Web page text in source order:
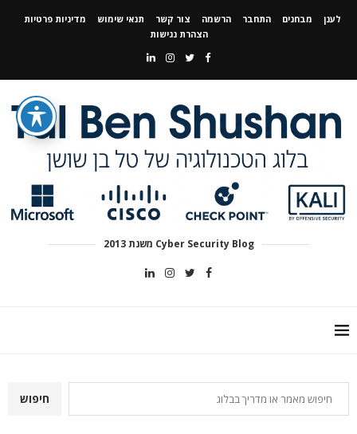
לענן מבחנים התחבר הרשמה צור קשר תנאי שימוש
מדיניות פרטיות
הצהרת נגישות
Cyber Security Blog משנת 2013
חיפוש